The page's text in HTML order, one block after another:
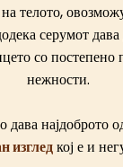
телото,
серумот
со постепено
нежности.
дава најдоброто
изгледкој е и